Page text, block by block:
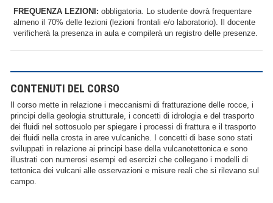
FREQUENZA LEZIONI: obbligatoria. Lo studente dovrà frequentare
almeno il 70% delle lezioni (lezioni frontali e/o laboratorio). Il docente
verificherà la presenza in aula e compilerà un registro delle presenze.
CONTENUTI DEL CORSO
Il corso mette in relazione i meccanismi di fratturazione delle rocce, i
principi della geologia strutturale, i concetti di idrologia e del trasporto
dei fluidi nel sottosuolo per spiegare i processi di frattura e il trasporto
dei fluidi nella crosta in aree vulcaniche. I concetti di base sono stati
sviluppati in relazione ai principi base della vulcanotettonica e sono
illustrati con numerosi esempi ed esercizi che collegano i modelli di
tettonica dei vulcani alle osservazioni e misure reali che si rilevano sul
campo.